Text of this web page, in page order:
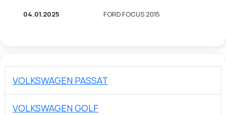
04.01.2025 FORD FOCUS 2015
VOLKSWAGEN PASSAT
VOLKSWAGEN GOLF